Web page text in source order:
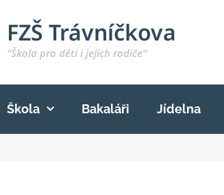
FZŠ Trávníčkova
“Škola pro děti i jejich rodiče“
Škola Bakaláři Jídelna